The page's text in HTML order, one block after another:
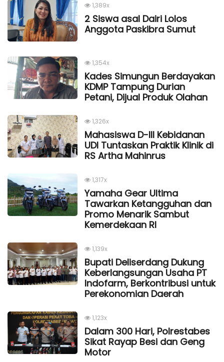
1,389x
2 Siswa asal Dairi Lolos
Anggota Paskibra Sumut
1,354x
Kades Simungun Berdayakan
KDMP Tampung Durian
Petani, Dijual Produk Olahan
1,326x
Mahasiswa D-III Kebidanan
UDI Tuntaskan Praktik Klinik di
RS Artha Mahinrus
1,317x
Yamaha Gear Ultima
Tawarkan Ketangguhan dan
Promo Menarik Sambut
Kemerdekaan Rl
1,139x
Bupati Deliserdang Dukung
Keberlangsungan Usaha PT
Indofarm, Berkontribusi untuk
Perekonomian Daerah
1,123x
Dalam 300 Hari, Polrestabes
Sikat Rayap Besi dan Geng
Motor